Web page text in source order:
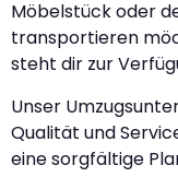
Möbelstück oder
transportieren
steht dir zur
Unser
Qualität und
eine sorgfältige